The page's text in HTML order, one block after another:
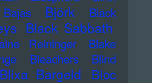
Björk
Black
Black Sabbath
Reininger
Blake
Bleachers
Blind
Blixa Bargeld
Bloc